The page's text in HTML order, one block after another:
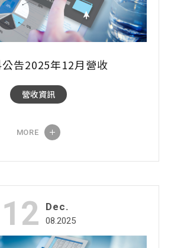
告2025年12月營收
營收資訊
MORE
12 Dec.
08.2025